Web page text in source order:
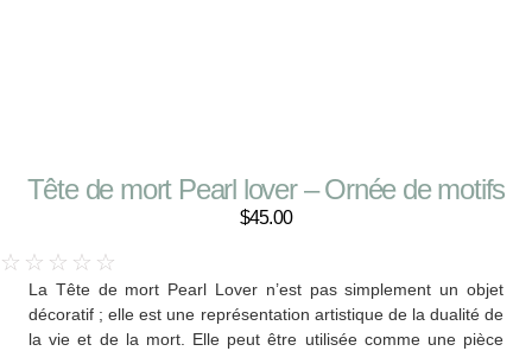
Tête de mort Pearl lover – Ornée de motifs
$45.00
☆ ☆ ☆ ☆ ☆
La Tête de mort Pearl Lover n’est pas simplement un objet
décoratif ; elle est une représentation artistique de la dualité de
la vie et de la mort. Elle peut être utilisée comme une pièce